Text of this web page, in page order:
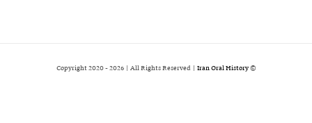
© Copyright 2020 -
2026 | All Rights Reserved | Iran Oral History